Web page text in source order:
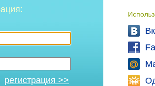
регистрация >>